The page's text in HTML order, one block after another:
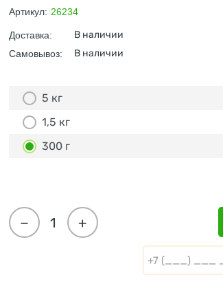
Артикул: 26234
Доставка: В наличии
Самовывоз: В наличии
5 кг
1,5 кг
300 г
+
−